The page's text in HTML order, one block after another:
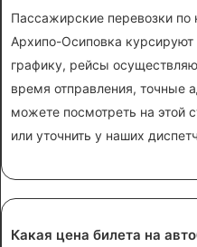
Пассажирские перевозки
Архипо-Осиповка
графику, рейсы
время отправления, точные
можете посмотреть на этой
или уточнить у наших
Какая цена билета на